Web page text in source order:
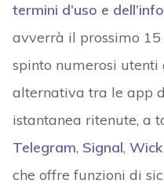
termini d’uso e
avverrà il prossimo
spinto numerosi
alternativa tra le app
istantanea ritenute, a
Telegram, Signal,
che offre funzioni di